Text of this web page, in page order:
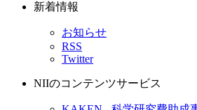
新着情報
お知らせ
RSS
Twitter
NIIのコンテンツサービス